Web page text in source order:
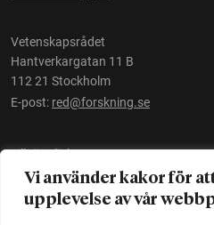
Vi använder kakor för
upplevelse av vår
Vetenskapsrådet
Hantverkargatan 11 B
112 21 Stockholm
E-post: red@forskning.se
Tillgänglighet
Ett initiativ avVetenskapsrådet